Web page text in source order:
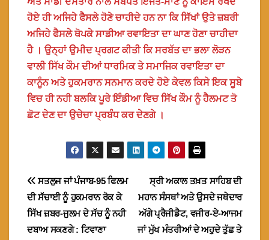
ਹੋਏ ਹੀ ਅਜਿਹੇ ਫੈਸਲੇ ਹੋਣੇ ਚਾਹੀਦੇ ਹਨ ਨਾ ਕਿ ਸਿੱਖਾਂ ਉਤੇ ਜ਼ਬਰੀ
ਅਜਿਹੇ ਫੈਸਲੇ ਥੋਪਕੇ ਸਾਡੀਆ ਰਵਾਇਤਾ ਦਾ ਘਾਣ ਹੋਣਾ ਚਾਹੀਦਾ
ਹੈ । ਉਨ੍ਹਾਂ ਉਮੀਦ ਪ੍ਰਗਟ ਕੀਤੀ ਕਿ ਸਰਬੱਤ ਦਾ ਭਲਾ ਲੋੜਨ
ਵਾਲੀ ਸਿੱਖ ਕੌਮ ਦੀਆਂ ਧਾਰਮਿਕ ਤੇ ਸਮਾਜਿਕ ਰਵਾਇਤਾ ਦਾ
ਕਾਨੂੰਨ ਅਤੇ ਹੁਕਮਰਾਨ ਸਨਮਾਨ ਕਰਦੇ ਹੋਏ ਕੇਵਲ ਕਿਸੇ ਇਕ ਸੂਬੇ
ਵਿਚ ਹੀ ਨਹੀ ਬਲਕਿ ਪੂਰੇ ਇੰਡੀਆ ਵਿਚ ਸਿੱਖ ਕੌਮ ਨੂੰ ਹੈਲਮਟ ਤੋ
ਛੋਟ ਦੇਣ ਦਾ ਉਚੇਚਾ ਪ੍ਰਬੰਧ ਕਰ ਦੇਣਗੇ ।
Post
navigation
ਸ੍ਰੀ ਅਕਾਲ ਤਖ਼ਤ ਸਾਹਿਬ ਦੀ
ਮਹਾਨ ਸੰਸਥਾਂ ਅਤੇ ਉਸਦੇ ਜਥੇਦਾਰ
ਅੱਗੇ ਪ੍ਰੈਜੀਡੈਟ, ਵਜੀਰ-ਏ-ਆਜਮ
ਜਾਂ ਮੁੱਖ ਮੰਤਰੀਆਂ ਦੇ ਅਹੁਦੇ ਤੁੱਛ ਤੇ
ਸਤਲੁਜ ਜਾਂ ਪੰਜਾਬ-95 ਫਿਲਮ
ਦੀ ਸੱਚਾਈ ਨੂੰ ਹੁਕਮਰਾਨ ਰੋਕ ਕੇ
ਸਿੱਖ ਜ਼ਬਰ-ਜੁਲਮ ਦੇ ਸੱਚ ਨੂੰ ਨਹੀ
ਦਬਾਅ ਸਕਣਗੇ : ਟਿਵਾਣਾ